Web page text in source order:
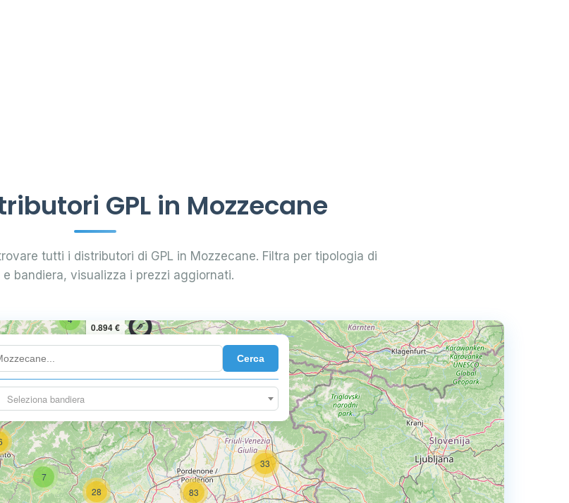
GPL in Mozzecane
tutti i distributori di GPL in Mozzecane. Filtra per tipologia di
e bandiera, visualizza i prezzi aggiornati.
Cerca
Seleziona bandiera
33
7
83
28
4
10
0.894 €